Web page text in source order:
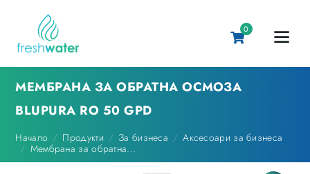
0
МЕМБРАНА ЗА ОБРАТНА ОСМОЗА
BLUPURA RO 50 GPD
Начало Продукти За бизнеса
Аксесоари за бизнеса
Мембрана за обратна...